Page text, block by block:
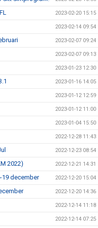
2023-02-20 15:15
2023-02-14 09:54
2023-02-07 09:24
2023-02-07 09:13
2023-01-23 12:30
2023-01-16 14:05
2023-01-12 12:59
2023-01-12 11:00
2023-01-04 15:50
2022-12-28 11:43
2022-12-23 08:54
2022) 2022-12-21 14:31
19 december 2022-12-20 15:04
2022-12-20 14:36
2022-12-14 11:18
2022-12-14 07:25